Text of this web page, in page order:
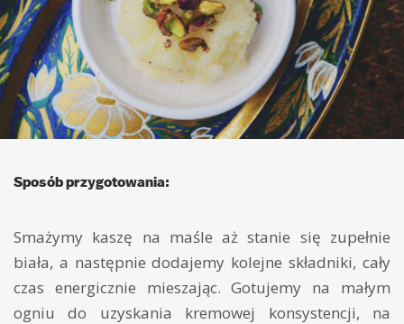
Sposób przygotowania:
Smażymy kaszę na maśle aż stanie się zupełnie
biała, a następnie dodajemy kolejne składniki, cały
czas energicznie mieszając. Gotujemy na małym
ogniu do uzyskania kremowej konsystencji, na